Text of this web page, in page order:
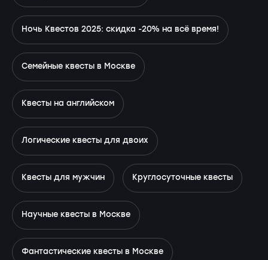
Ночь Квестов 2025: скидка -20% на всё время!
Семейные квесты в Москве
Квесты на английском
Логические квесты для двоих
Квесты для мужчин Круглосуточные квесты
Научные квесты в Москве
Фантастические квесты в Москве